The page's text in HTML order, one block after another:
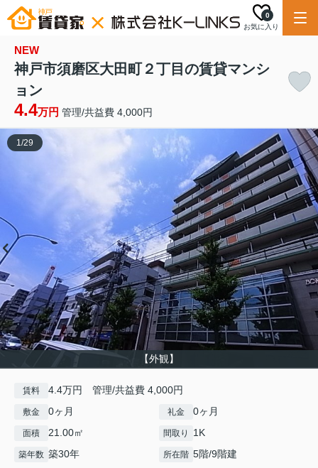
お気に入り
0
NEW
神戸市須磨区大田町２丁目の賃貸マンシ
ョン
4.4万円 管理/共益費 4,000円
【外観】
1/29
賃料 4.4万円 管理/共益費 4,000円
敷金 0ヶ月 礼金 0ヶ月
面積 21.00㎡ 間取り 1K
築年数 築30年 所在階 5階/9階建